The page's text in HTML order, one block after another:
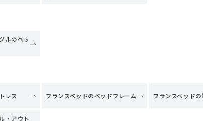
ルのベッ
レス フランスベッドのベッドフレーム フランスベッド
・アウト